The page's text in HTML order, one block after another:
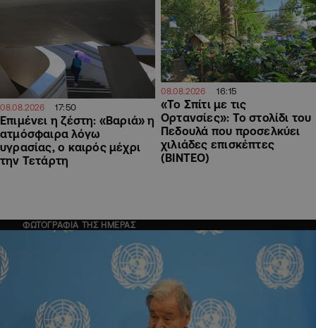
08.08.2026 17:50
Επιμένει η ζέστη: «Βαριά» η
ατμόσφαιρα λόγω
υγρασίας, ο καιρός μέχρι
την Τετάρτη
08.08.2026 16:15
«Το Σπίτι με τις
Ορτανσίες»: Το στολίδι του
Πεδουλά που προσελκύει
χιλιάδες επισκέπτες
(ΒΙΝΤΕΟ)
ΦΩΤΟΓΡΑΦΙΑ ΤΗΣ ΗΜΕΡΑΣ